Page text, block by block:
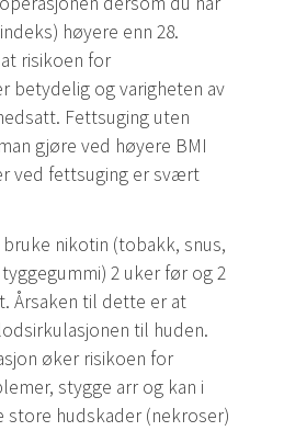
høyere enn 28.
risikoen for
betydelig og varigheten av
Fettsuging uten
gjøre ved høyere BMI
ved fettsuging er svært
bruke nikotin (tobakk, snus,
2 uker før og 2
Årsaken til dette er at
til huden.
øker risikoen for
stygge arr og kan i
store hudskader (nekroser)